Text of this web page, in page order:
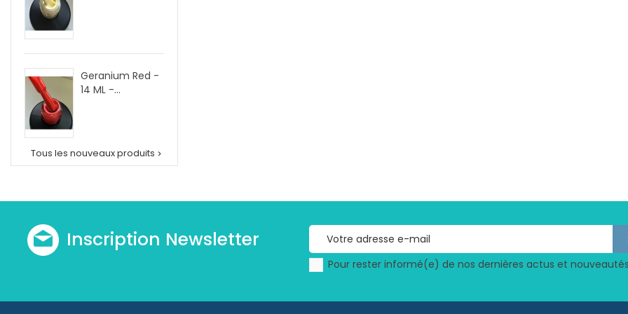
Geranium Red -
14 ML -...
Tous les nouveaux produits 
Inscription Newsletter
Pour rester informé(e) de nos dernières actus et